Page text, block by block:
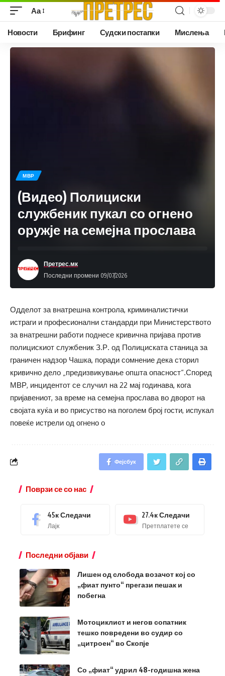
Аа
Новости Брифинг Судски постапки Мислења
МВР
(Видео) Полициски
службеник пукал со огнено
оружје на семејна прослава
Последни промени 09/07/2026
Претрес.мк
Одделот за внатрешна контрола, криминалистички
истраги и професионални стандарди при Министерството
за внатрешни работи поднесе кривична пријава против
полицискиот службеник З.Р. од Полициската станица за
граничен надзор Чашка, поради сомнение дека сторил
кривично дело „предизвикување општа опасност“.Според
МВР, инцидентот се случил на 22 мај годинава, кога
пријавениот, за време на семејна прослава во дворот на
својата куќа и во присуство на поголем број гости, испукал
повеќе истрели од огнено о
Фејсбук
Поврзи се со нас
45кСледачи
Лајк
27.4кСледачи
Претплатете се
Последни објави
Лишен од слобода возачот кој со
„фиат пунто“ прегази пешак и
побегна
Мотоциклист и негов сопатник
тешко повредени во судир со
„цитроен“ во Скопје
Со „фиат“ удрил 48-годишна жена